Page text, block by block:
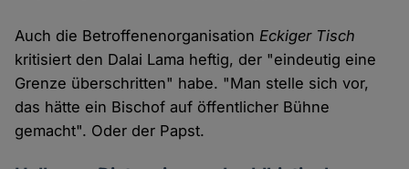
Auch die Betroffenenorganisation Eckiger Tisch
kritisiert den Dalai Lama heftig, der "eindeutig eine
Grenze überschritten" habe. "Man stelle sich vor,
das hätte ein Bischof auf öffentlicher Bühne
gemacht". Oder der Papst.